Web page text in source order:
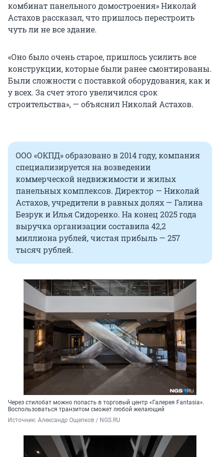
комбинат панельного домостроения» Николай
Астахов рассказал, что пришлось перестроить
чуть ли не все здание.
«Оно было очень старое, пришлось усилить все
конструкции, которые были ранее смонтированы.
Были сложности с поставкой оборудования, как и
у всех. За счет этого увеличился срок
строительства», — объяснил Николай Астахов.
ООО «ОКПД» образовано в 2014 году, компания
специализируется на возведении
коммерческой недвижимости и жилых
панельных комплексов. Директор — Николай
Астахов, учредители в равных долях — Галина
Безрук и Илья Сидоренко. На конец 2025 года
выручка организации составила 42,2
миллиона рублей, чистая прибыль — 257
тысяч рублей.
Через стилобат можно попасть в торговый центр «Галерея Fantasia».
Воспользоваться транзитом сможет любой желающий
Источник: Александр Ощепков / NGS.RU